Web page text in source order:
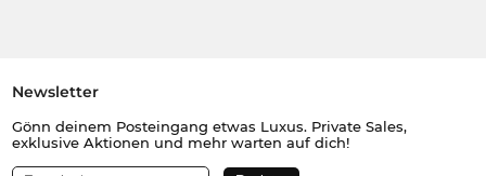
Newsletter
Gönn deinem Posteingang etwas Luxus. Private Sales,
exklusive Aktionen und mehr warten auf dich!